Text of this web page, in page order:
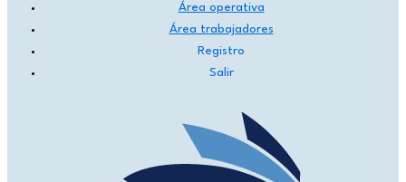
Área operativa
Área trabajadores
Registro
Salir